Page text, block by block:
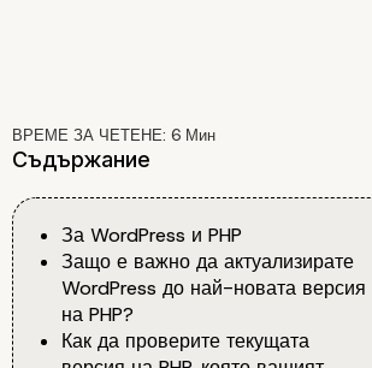
ВРЕМЕ ЗА ЧЕТЕНЕ: 6 Мин
Съдържание
За WordPress и PHP
Защо е важно да актуализирате
WordPress до най-новата версия
на PHP?
Как да проверите текущата